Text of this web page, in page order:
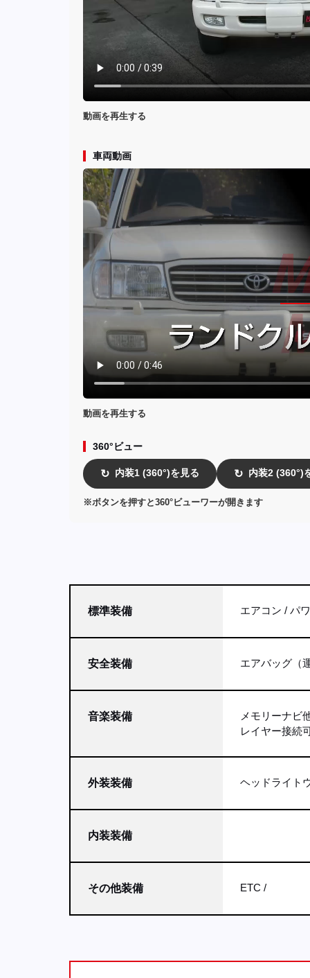
動画を再生する
車両動画
動画を再生する
360°ビュー
↻ 内装1 (360°)を見る ↻ 内装2 (360°)
※ボタンを押すと360°ビューワーが開きます
標準装備 エアコン パ
安全装備 エアバッグ（
音楽装備
メモリーナビ
レイヤー接続
外装装備 ヘッドライト
内装装備
その他装備 ETC